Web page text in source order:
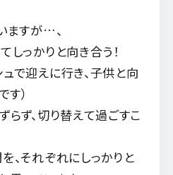
ますが…、
しっかりと向き合う！
で迎えに行き、子供と向
す）
らず、切り替えて過ごすこ
、それぞれにしっかりと